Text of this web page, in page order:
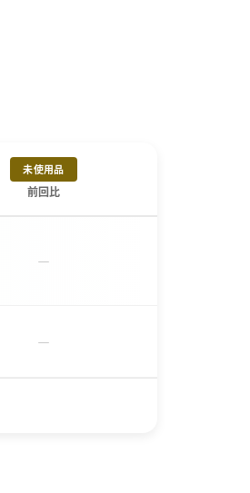
未使用品
前回比
－
－